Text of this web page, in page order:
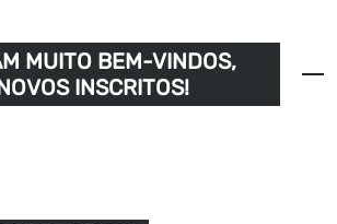
MUITO BEM-VINDOS,
INSCRITOS!